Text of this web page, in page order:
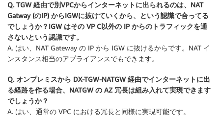
Q. TGW 経由で別VPCからインターネットに出られるのは、NAT
Gatway (のIP) からIGWに抜けていくから、という認識で合ってる
でしょうか？IGW はその VP C以外の IP からのトラフィックを通
さないという認識です。
A. はい、NAT Gateway の IP から IGW に抜けるからです。NAT イ
ンスタンス相当のアプライアンスでもできます。
Q. オンプレミスから DX-TGW-NATGW 経由でインターネットに出
る経路を作る場合、NATGW の AZ 冗長は組み入れて実現できます
でしょうか？
A. はい、通常の VPC における冗長と同様に実現可能です。